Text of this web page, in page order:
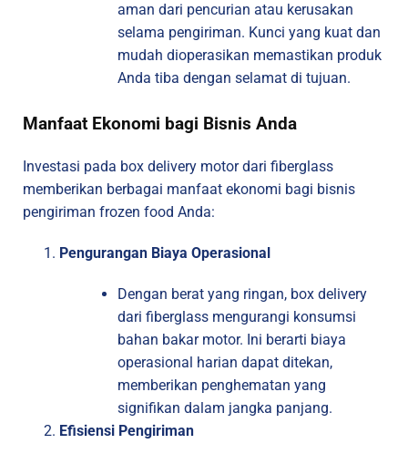
aman dari pencurian atau kerusakan
selama pengiriman. Kunci yang kuat dan
mudah dioperasikan memastikan produk
Anda tiba dengan selamat di tujuan.
Manfaat Ekonomi bagi Bisnis Anda
Investasi pada box delivery motor dari fiberglass
memberikan berbagai manfaat ekonomi bagi bisnis
pengiriman frozen food Anda:
Pengurangan Biaya Operasional
Dengan berat yang ringan, box delivery
dari fiberglass mengurangi konsumsi
bahan bakar motor. Ini berarti biaya
operasional harian dapat ditekan,
memberikan penghematan yang
signifikan dalam jangka panjang.
Efisiensi Pengiriman